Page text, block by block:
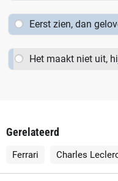
Eerst zien, dan
Het maakt niet uit,
Gerelateerd
Ferrari Charles